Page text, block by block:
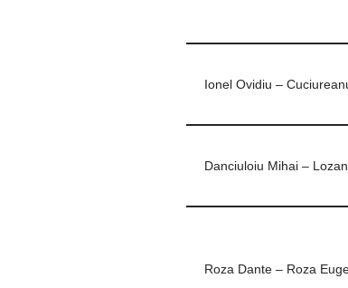
Ionel Ovidiu –
Danciuloiu Mihai –
Roza Dante – Roza